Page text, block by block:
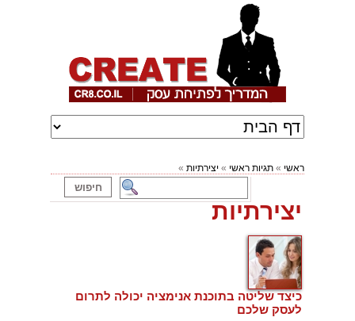
ראשי » תגיות ראשי » יצירתיות »
יצירתיות
כיצד שליטה בתוכנת אנימציה יכולה לתרום
לעסק שלכם